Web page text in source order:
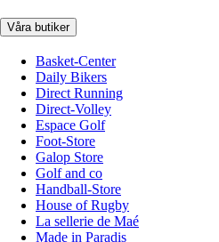
Våra butiker
Basket-Center
Daily Bikers
Direct Running
Direct-Volley
Espace Golf
Foot-Store
Galop Store
Golf and co
Handball-Store
House of Rugby
La sellerie de Maé
Made in Paradis